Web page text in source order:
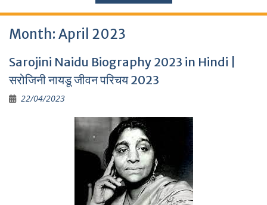
Month: April 2023
Sarojini Naidu Biography 2023 in Hindi |
सरोजिनी नायडू जीवन परिचय 2023
22/04/2023